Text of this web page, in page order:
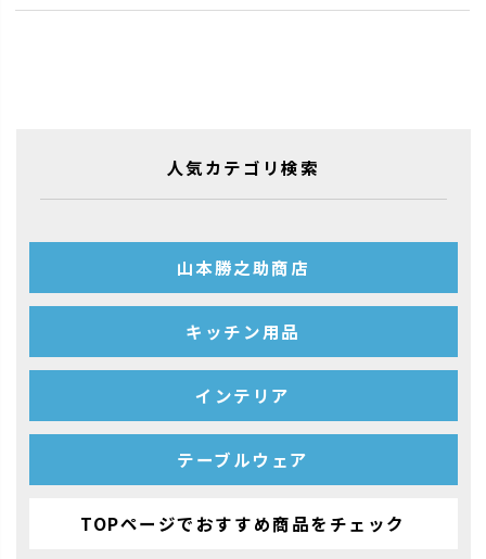
人気カテゴリ検索
山本勝之助商店
キッチン用品
インテリア
テーブルウェア
TOPページでおすすめ商品をチェック